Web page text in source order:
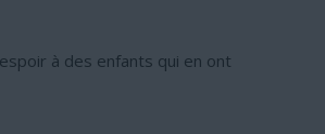
à des enfants qui en ont